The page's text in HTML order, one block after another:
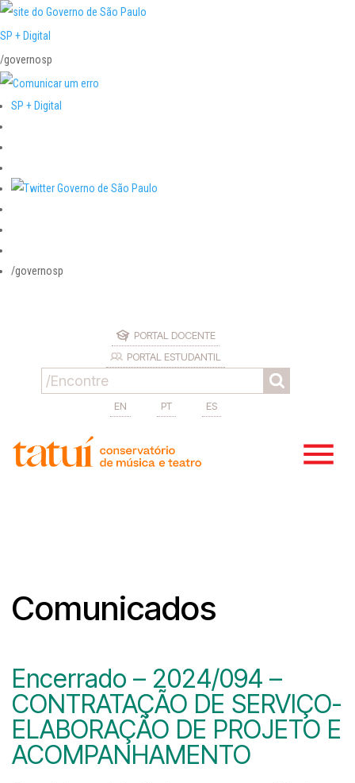
SP + Digital
/governosp
SP + Digital
/governosp
PORTAL DOCENTE
PORTAL ESTUDANTIL
EN PT ES
Comunicados
Encerrado – 2024/094 –
CONTRATAÇÃO DE SERVIÇO-
ELABORAÇÃO DE PROJETO E
ACOMPANHAMENTO